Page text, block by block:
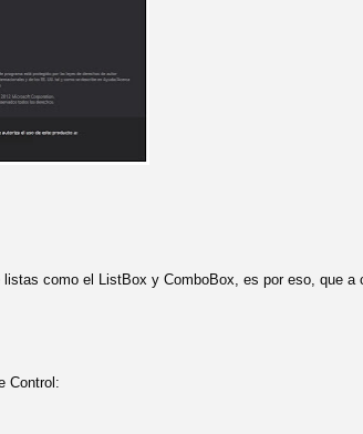
como el ListBox y ComboBox, es por eso, que a
Control: